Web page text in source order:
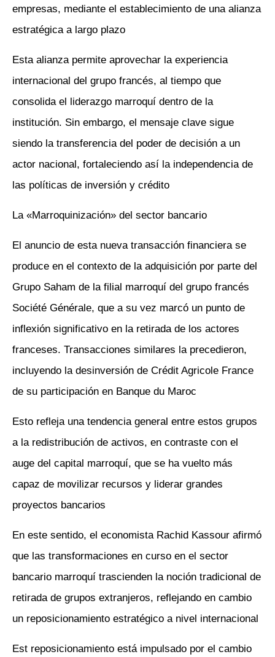
empresas, mediante el establecimiento de una alianza
estratégica a largo plazo
Esta alianza permite aprovechar la experiencia
internacional del grupo francés, al tiempo que
consolida el liderazgo marroquí dentro de la
institución. Sin embargo, el mensaje clave sigue
siendo la transferencia del poder de decisión a un
actor nacional, fortaleciendo así la independencia de
las políticas de inversión y crédito
La «Marroquinización» del sector bancario
El anuncio de esta nueva transacción financiera se
produce en el contexto de la adquisición por parte del
Grupo Saham de la filial marroquí del grupo francés
Société Générale, que a su vez marcó un punto de
inflexión significativo en la retirada de los actores
franceses. Transacciones similares la precedieron,
incluyendo la desinversión de Crédit Agricole France
de su participación en Banque du Maroc
Esto refleja una tendencia general entre estos grupos
a la redistribución de activos, en contraste con el
auge del capital marroquí, que se ha vuelto más
capaz de movilizar recursos y liderar grandes
proyectos bancarios
En este sentido, el economista Rachid Kassour afirmó
que las transformaciones en curso en el sector
bancario marroquí trascienden la noción tradicional de
retirada de grupos extranjeros, reflejando en cambio
un reposicionamiento estratégico a nivel internacional
Est reposicionamiento está impulsado por el cambio